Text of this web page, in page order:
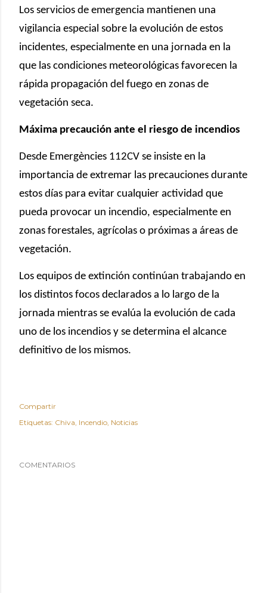
Los servicios de emergencia mantienen una
vigilancia especial sobre la evolución de estos
incidentes, especialmente en una jornada en la
que las condiciones meteorológicas favorecen la
rápida propagación del fuego en zonas de
vegetación seca.
Máxima precaución ante el riesgo de incendios
Desde Emergències 112CV se insiste en la
importancia de extremar las precauciones durante
estos días para evitar cualquier actividad que
pueda provocar un incendio, especialmente en
zonas forestales, agrícolas o próximas a áreas de
vegetación.
Los equipos de extinción continúan trabajando en
los distintos focos declarados a lo largo de la
jornada mientras se evalúa la evolución de cada
uno de los incendios y se determina el alcance
definitivo de los mismos.
Compartir
Etiquetas: Chiva Incendio Noticias
COMENTARIOS